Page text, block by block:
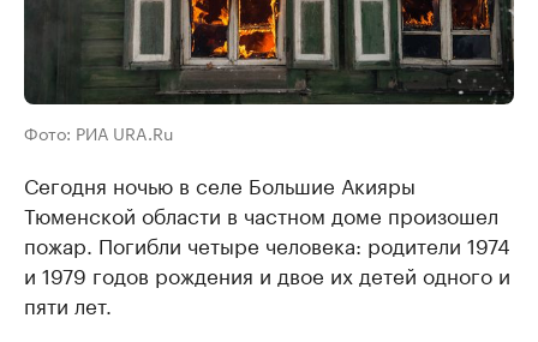
Фото: РИА URA.Ru
Сегодня ночью в селе Большие Акияры
Тюменской области в частном доме произошел
пожар. Погибли четыре человека: родители 1974
и 1979 годов рождения и двое их детей одного и
пяти лет.